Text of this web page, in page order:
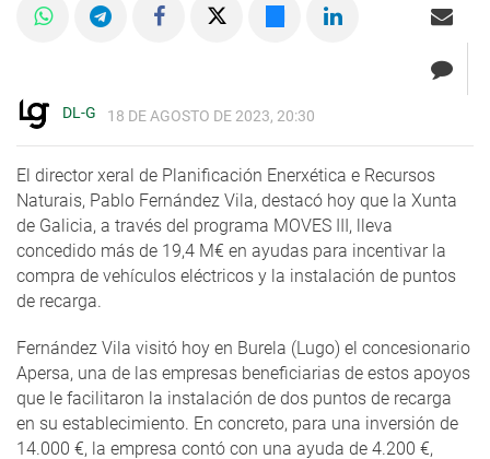
DL-G 18 DE AGOSTO DE 2023, 20:30
El director xeral de Planificación Enerxética e Recursos
Naturais, Pablo Fernández Vila, destacó hoy que la Xunta
de Galicia, a través del programa MOVES III, lleva
concedido más de 19,4 M€ en ayudas para incentivar la
compra de vehículos eléctricos y la instalación de puntos
de recarga.
Fernández Vila visitó hoy en Burela (Lugo) el concesionario
Apersa, una de las empresas beneficiarias de estos apoyos
que le facilitaron la instalación de dos puntos de recarga
en su establecimiento. En concreto, para una inversión de
14.000 €, la empresa contó con una ayuda de 4.200 €,